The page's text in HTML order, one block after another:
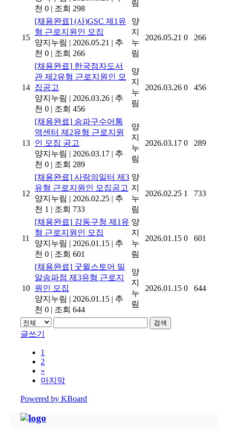
천 0 | 조회 298
림
15
[채용완료] (사)GSC 제1유
형 근로지원인 모집
양지누림 | 2026.05.21 | 추
천 0 | 조회 266
양
지
누
림
2026.05.21 0 266
14
[채용완료] 한국점자도서
관 제2유형 근로지원인 모
집공고
양지누림 | 2026.03.26 | 추
천 0 | 조회 456
양
지
누
림
2026.03.26 0 456
13
[채용완료] 송파구수어통
역센터 제2유형 근로지원
인 모집 공고
양지누림 | 2026.03.17 | 추
천 0 | 조회 289
양
지
누
림
2026.03.17 0 289
12
[채용완료] 사랑의일터 제3
유형 근로지원인 모집공고
양지누림 | 2026.02.25 | 추
천 1 | 조회 733
양
지
누
림
2026.02.25 1 733
11
[채용완료] 강동구청 제1유
형 근로지원인 모집
양지누림 | 2026.01.15 | 추
천 0 | 조회 601
양
지
누
림
2026.01.15 0 601
10
[채용완료] 굿윌스토어 밀
알송파점 제3유형 근로지
원인 모집
양지누림 | 2026.01.15 | 추
천 0 | 조회 644
양
지
누
림
2026.01.15 0 644
검색
글쓰기
1
2
»
마지막
Powered by KBoard